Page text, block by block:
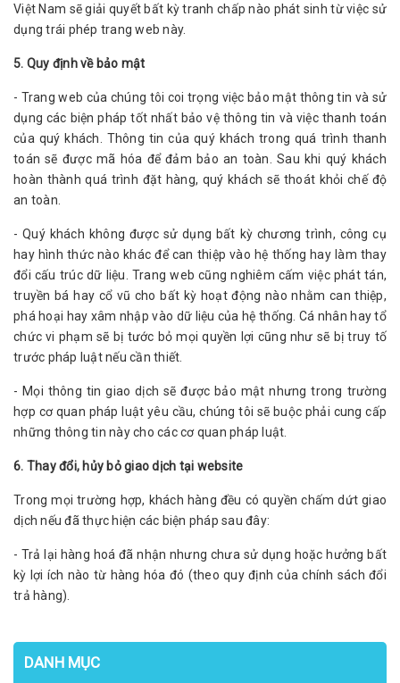
Việt Nam sẽ giải quyết bất kỳ tranh chấp nào phát sinh từ việc sử
dụng trái phép trang web này.
5. Quy định về bảo mật
- Trang web của chúng tôi coi trọng việc bảo mật thông tin và sử
dụng các biện pháp tốt nhất bảo vệ thông tin và việc thanh toán
của quý khách. Thông tin của quý khách trong quá trình thanh
toán sẽ được mã hóa để đảm bảo an toàn. Sau khi quý khách
hoàn thành quá trình đặt hàng, quý khách sẽ thoát khỏi chế độ
an toàn.
- Quý khách không được sử dụng bất kỳ chương trình, công cụ
hay hình thức nào khác để can thiệp vào hệ thống hay làm thay
đổi cấu trúc dữ liệu. Trang web cũng nghiêm cấm việc phát tán,
truyền bá hay cổ vũ cho bất kỳ hoạt động nào nhằm can thiệp,
phá hoại hay xâm nhập vào dữ liệu của hệ thống. Cá nhân hay tổ
chức vi phạm sẽ bị tước bỏ mọi quyền lợi cũng như sẽ bị truy tố
trước pháp luật nếu cần thiết.
- Mọi thông tin giao dịch sẽ được bảo mật nhưng trong trường
hợp cơ quan pháp luật yêu cầu, chúng tôi sẽ buộc phải cung cấp
những thông tin này cho các cơ quan pháp luật.
6. Thay đổi, hủy bỏ giao dịch tại website
Trong mọi trường hợp, khách hàng đều có quyền chấm dứt giao
dịch nếu đã thực hiện các biện pháp sau đây:
- Trả lại hàng hoá đã nhận nhưng chưa sử dụng hoặc hưởng bất
kỳ lợi ích nào từ hàng hóa đó (theo quy định của chính sách đổi
trả hàng).
DANH MỤC